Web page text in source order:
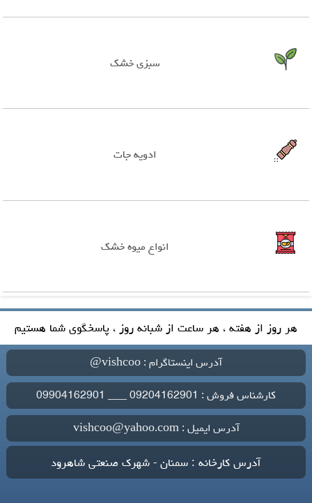
سبزی خشک
ادویه جات
انواع میوه خشک
هر روز از هفته ، هر ساعت از شبانه روز ، پاسخگوی شما هستیم
آدرس اینستاگرام : vishcoo@
کارشناس فروش : 09204162901 ___ 09904162901
آدرس ایمیل : vishcoo@yahoo.com
آدرس کارخانه : سمنان - شهرک صنعتی شاهرود